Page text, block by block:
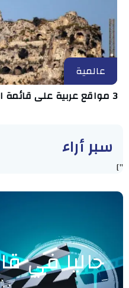
عالمية
3 مواقع عربية على قائمة التراث العالمي المهدد بالخطر
سبر أراء
"]
حاليا في